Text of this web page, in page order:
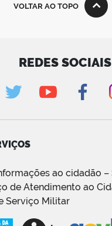
VOLTAR AO TOPO
REDES SOCIAIS
ao cidadão –
de Atendimento ao
Serviço Militar